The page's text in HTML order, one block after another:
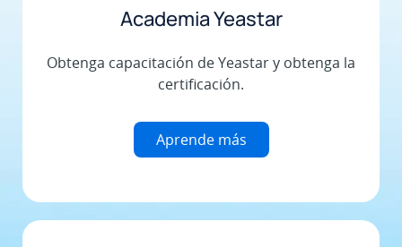
Academia Yeastar
Obtenga capacitación de Yeastar y obtenga la
certificación.
Aprende más